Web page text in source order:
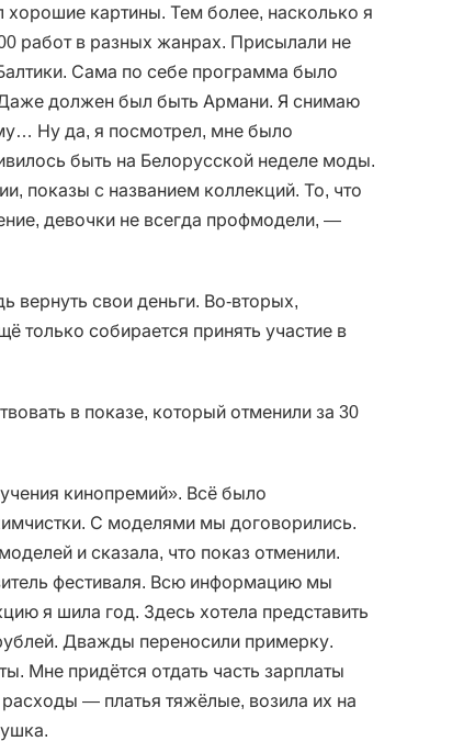
картины. Тем более, насколько я
работ в разных жанрах. Присылали не
Сама по себе программа было
должен был быть Армани. Я снимаю
Ну да, я посмотрел, мне было
быть на Белорусской неделе моды.
показы с названием коллекций. То, что
девочки не всегда профмодели, —
вернуть свои деньги. Во-вторых,
только собирается принять участие в
в показе, который отменили за 30
кинопремий». Всё было
С моделями мы договорились.
и сказала, что показ отменили.
фестиваля. Всю информацию мы
я шила год. Здесь хотела представить
Дважды переносили примерку.
Мне придётся отдать часть зарплаты
— платья тяжёлые, возила их на